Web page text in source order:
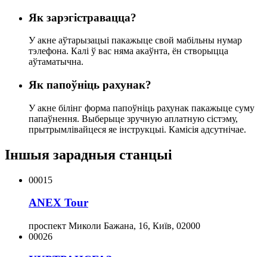
Як зарэгістравацца?
У акне аўтарызацыі пакажыце свой мабільны нумар
тэлефона. Калі ў вас няма акаўнта, ён створыцца
аўтаматычна.
Як папоўніць рахунак?
У акне білінг форма папоўніць рахунак пакажыце суму
папаўнення. Выберыце зручную аплатную сістэму,
прытрымлівайцеся яе інструкцыі. Камісія адсутнічае.
Іншыя зарадныя станцыі
00015
ANEX Tour
проспект Миколи Бажана, 16, Київ, 02000
00026